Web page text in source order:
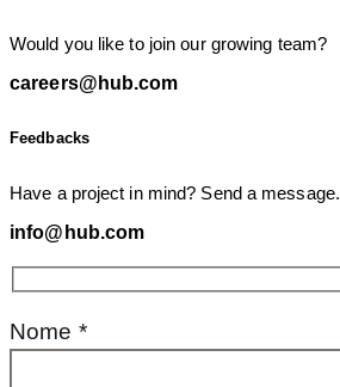
Would you like to join our growing team?
careers@hub.com
Feedbacks
Have a project in mind? Send a message.
info@hub.com
Nome *